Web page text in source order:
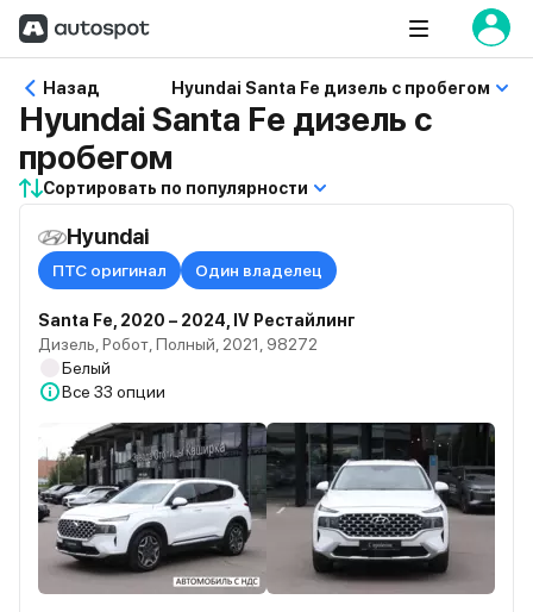
Назад Hyundai Santa Fe дизель с пробегом
Hyundai Santa Fe дизель с
пробегом
Сортировать по популярности
Hyundai
ПТС оригинал Один владелец
Santa Fe, 2020 – 2024, IV Рестайлинг
Дизель, Робот, Полный, 2021, 98272
Белый
Все 33 опции